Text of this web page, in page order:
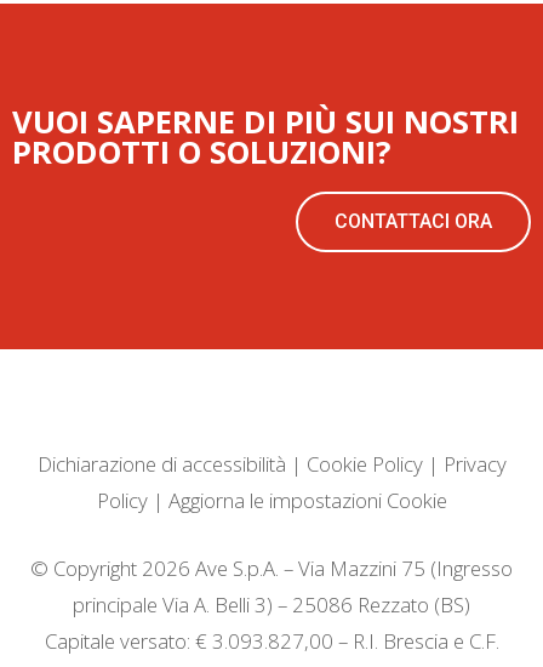
VUOI SAPERNE DI PIÙ SUI NOSTRI
PRODOTTI O SOLUZIONI?
CONTATTACI ORA
Dichiarazione di accessibilità | Cookie Policy| Privacy
Policy| Aggiorna le impostazioni Cookie
© Copyright 2026 Ave S.p.A. – Via Mazzini 75 (Ingresso
principale Via A. Belli 3) – 25086 Rezzato (BS)
Capitale versato: € 3.093.827,00 – R.I. Brescia e C.F.